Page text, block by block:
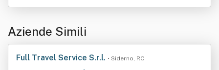
Aziende Simili
Full Travel Service S.r.l. • Siderno, RC